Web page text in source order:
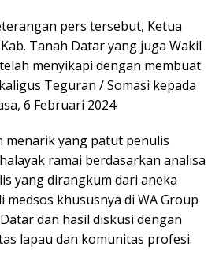
pers tersebut, Ketua
Tanah Datar yang juga Wakil
menyikapi dengan membuat
Teguran / Somasi kepada
6 Februari 2024.
menarik yang patut penulis
ramai berdasarkan analisa
yang dirangkum dari aneka
khususnya di WA Group
dan hasil diskusi dengan
lapau dan komunitas profesi.